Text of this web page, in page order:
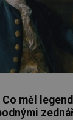
měl